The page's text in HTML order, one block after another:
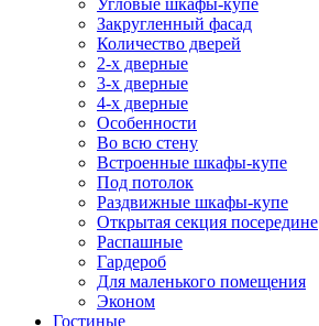
Угловые шкафы-купе
Закругленный фасад
Количество дверей
2-х дверные
3-х дверные
4-х дверные
Особенности
Во всю стену
Встроенные шкафы-купе
Под потолок
Раздвижные шкафы-купе
Открытая секция посередине
Распашные
Гардероб
Для маленького помещения
Эконом
Гостиные